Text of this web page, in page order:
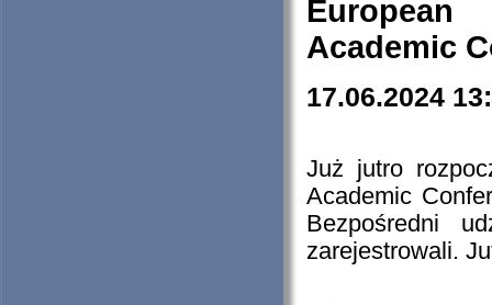
European
Academic
17.06.2024
Już jutro
Academic
Bezpośredni
zarejestrowali.